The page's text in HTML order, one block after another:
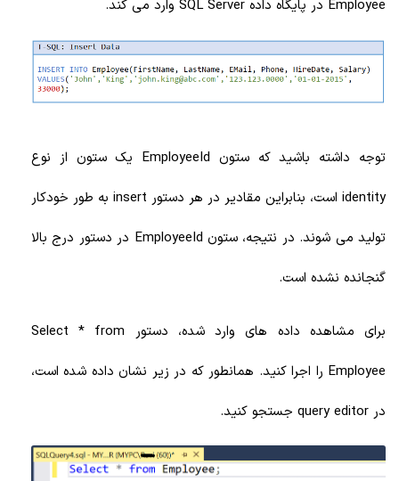
Employee در پایگاه داده SQL Server وارد می کند.
توجه داشته باشید که ستون EmployeeId یک ستون از نوع
identity است، بنابراین مقادیر در هر دستور insert به طور خودکار
تولید می شوند. در نتیجه، ستون EmployeeId در دستور درج بالا
گنجانده نشده است.
برای مشاهده داده های وارد شده، دستور Select * from
Employee را اجرا کنید. همانطور که در زیر نشان داده شده است،
در query editor جستجو کنید.